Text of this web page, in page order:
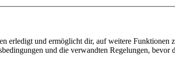
erledigt und ermöglicht dir, auf weitere Funktionen
und die verwandten Regelungen, bevor